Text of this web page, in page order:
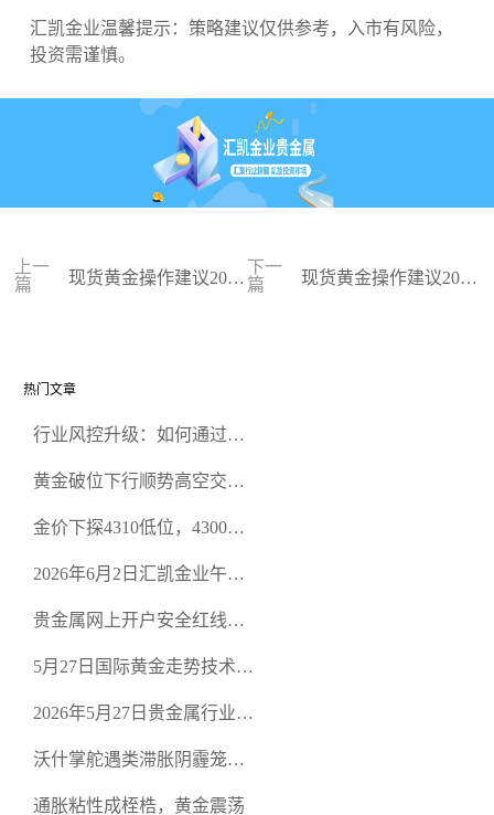
汇凯金业温馨提示：策略建议仅供参考，入市有风险，
投资需谨慎。
上一
篇
现货黄金操作建议2024
下一
篇
现货黄金操作建议2024
热门文章
行业风控升级：如何通过正
规黄金开户交易平台？
黄金破位下行顺势高空交易
金价下探4310低位，4300关
2026年6月2日汇凯金业午盘
空头清算算法如何布防？
贵金属网上开户安全红线：
恶意洗盘陷阱
5月27日国际黄金走势技术盘
规黄金平台全方位行情解析
2026年5月27日贵金属行业新
正规贵金属开户平台迎开户
热潮
沃什掌舵遇类滞胀阴霾笼
通胀粘性成桎梏，黄金震荡